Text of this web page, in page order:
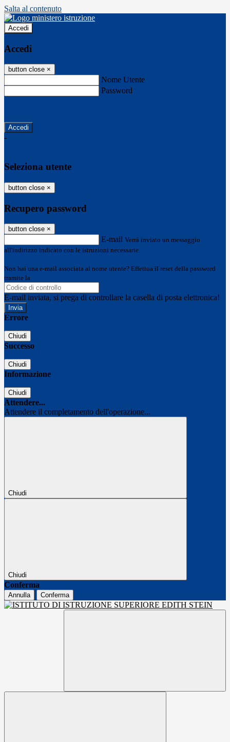
Salta al contenuto
Accedi
Accedi
button close ×
Nome Utente
Password
-
Seleziona utente
button close ×
Recupero password
button close ×
E-mail Verrà inviato un messaggio
all'indirizzo indicato con le istruzioni necessarie.
Non hai una e-mail associata al nome utente? Effettua il reset della password
tramite la
E-mail inviata, si prega di controllare la casella di posta elettronica!
Errore
Chiudi
Successo
Chiudi
Informazione
Chiudi
Attendere...
Attendere il completamento dell'operazione...
Chiudi
Chiudi
Conferma
Annulla Conferma